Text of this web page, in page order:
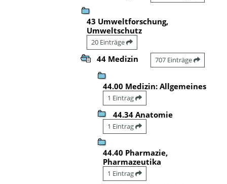
43 Umweltforschung,
Umweltschutz
20 Einträge
44 Medizin 707 Einträge
44.00 Medizin: Allgemeines
1 Eintrag
44.34 Anatomie
1 Eintrag
44.40 Pharmazie,
Pharmazeutika
1 Eintrag